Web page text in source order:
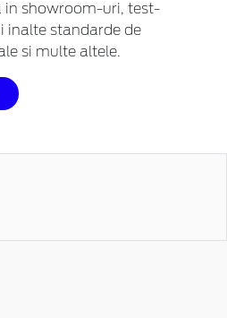
in showroom-uri, test-
inalte standarde de
si multe altele.